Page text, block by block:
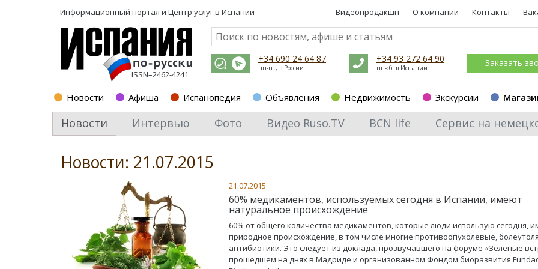
Информационный портал и Центр услуг в Испании Видеопродакшн О компании Контакты
ISSN–2462-4241
+34 690 24 64 87
пн-пт, в России
+34 93 272 64 90
пн-сб. в Испании Заказать
Новости Афиша Испанопедия Объявления Недвижимость Экскурсии
Новости Интервью Фото Видео Ruso.TV BCN life Сервис на
Новости: 21.07.2015
21.07.2015
60% медикаментов, используемых сегодня в Испании, имеют
натуральное происхождение
60% от общего количества медикаментов, которые люди использую сегодня,
природное происхождение, в том числе многие противоопухолевые,
антибиотики. Это следует из доклада, прозвучавшего на форуме «Зеленые
прошедшем на днях в Мадриде и организованном Фондом биоразвития